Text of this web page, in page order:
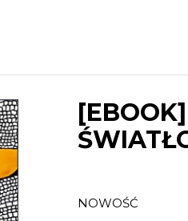
NOWOŚĆ